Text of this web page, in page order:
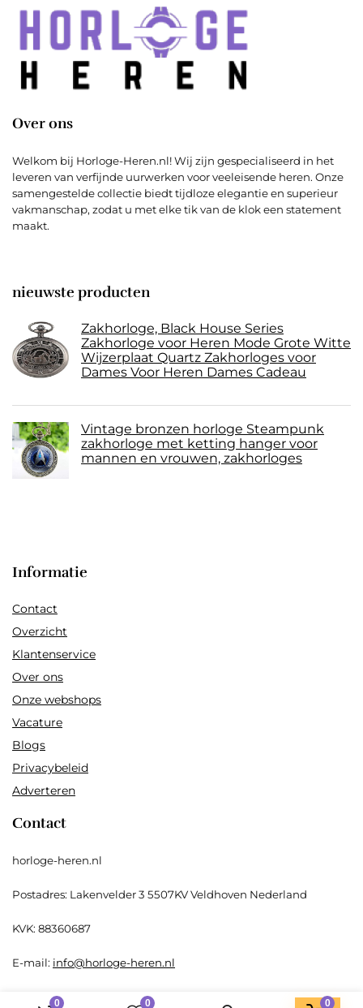
0 0 0
Over ons
Welkom bij Horloge-Heren.nl! Wij zijn gespecialiseerd in het
leveren van verfijnde uurwerken voor veeleisende heren. Onze
samengestelde collectie biedt tijdloze elegantie en superieur
vakmanschap, zodat u met elke tik van de klok een statement
maakt.
nieuwste producten
Zakhorloge, Black House Series
Zakhorloge voor Heren Mode Grote Witte
Wijzerplaat Quartz Zakhorloges voor
Dames Voor Heren Dames Cadeau
Vintage bronzen horloge Steampunk
zakhorloge met ketting hanger voor
mannen en vrouwen, zakhorloges
Informatie
Contact
Overzicht
Klantenservice
Over ons
Onze webshops
Vacature
Blogs
Privacybeleid
Adverteren
Contact
horloge-heren.nl
Postadres: Lakenvelder 3 5507KV Veldhoven Nederland
KVK: 88360687
E-mail: info@horloge-heren.nl